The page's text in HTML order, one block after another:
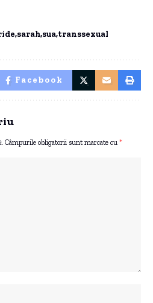
sarah sua transsexual
Facebook
Câmpurile obligatorii sunt marcate cu *